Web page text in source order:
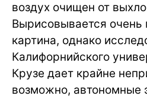
воздух очищен от
Вырисовывается очень
картина, однако
Калифорнийского
Крузе дает крайне
возможно, автономные